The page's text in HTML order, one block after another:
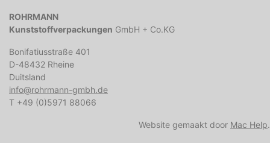
ROHRMANN
Kunststoffverpackungen GmbH + Co.KG
Bonifatiusstraße 401
D-48432 Rheine
Duitsland
info@rohrmann-gmbh.de
T +49 (0)5971 88066
Website gemaakt door Mac Help.